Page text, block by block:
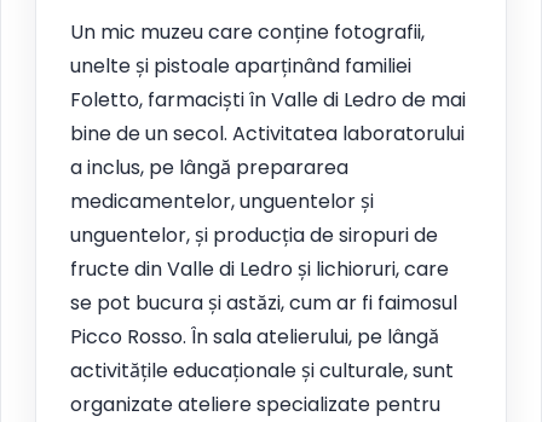
Un mic muzeu care conține fotografii,
unelte și pistoale aparținând familiei
Foletto, farmaciști în Valle di Ledro de mai
bine de un secol. Activitatea laboratorului
a inclus, pe lângă prepararea
medicamentelor, unguentelor și
unguentelor, și producția de siropuri de
fructe din Valle di Ledro și lichioruri, care
se pot bucura și astăzi, cum ar fi faimosul
Picco Rosso. În sala atelierului, pe lângă
activitățile educaționale și culturale, sunt
organizate ateliere specializate pentru